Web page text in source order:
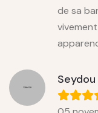
de sa